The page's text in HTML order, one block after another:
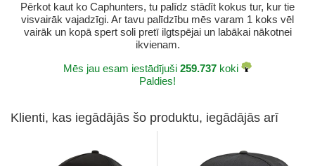
Pērkot kaut ko Caphunters, tu palīdz stādīt kokus tur, kur tie
visvairāk vajadzīgi. Ar tavu palīdzību mēs varam 1 koks vēl
vairāk un kopā spert soli pretī ilgtspējai un labākai nākotnei
ikvienam.
Mēs jau esam iestādījuši 259.737 koki
Paldies!
Klienti, kas iegādājās šo produktu, iegādājās arī